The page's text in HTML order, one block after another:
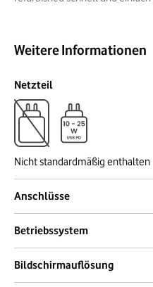
Weitere Informationen
Netzteil
Nicht standardmäßig enthalten
Anschlüsse
Betriebssystem
Bildschirmauflösung